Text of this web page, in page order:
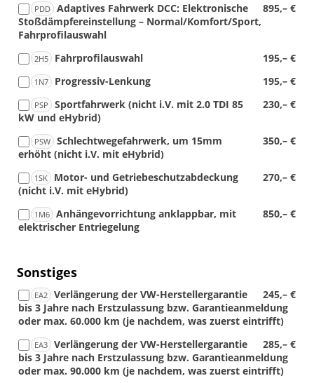
PDD 895,– €
Adaptives Fahrwerk DCC: Elektronische
Stoßdämpfereinstellung – Normal/Komfort/Sport,
Fahrprofilauswahl
2H5 195,– €
Fahrprofilauswahl
1N7 195,– €
Progressiv-Lenkung
PSP 230,– €
Sportfahrwerk (nicht i.V. mit 2.0 TDI 85
kW und eHybrid)
PSW 350,– €
Schlechtwegefahrwerk, um 15mm
erhöht (nicht i.V. mit eHybrid)
1SK 270,– €
Motor- und Getriebeschutzabdeckung
(nicht i.V. mit eHybrid)
1M6 850,– €
Anhängevorrichtung anklappbar, mit
elektrischer Entriegelung
Sonstiges
EA2 245,– €
Verlängerung der VW-Herstellergarantie
bis 3 Jahre nach Erstzulassung bzw. Garantieanmeldung
oder max. 60.000 km (je nachdem, was zuerst eintrifft)
EA3 285,– €
Verlängerung der VW-Herstellergarantie
bis 3 Jahre nach Erstzulassung bzw. Garantieanmeldung
oder max. 90.000 km (je nachdem, was zuerst eintrifft)